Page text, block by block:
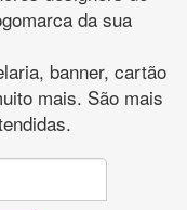
da sua
banner, cartão
mais. São mais